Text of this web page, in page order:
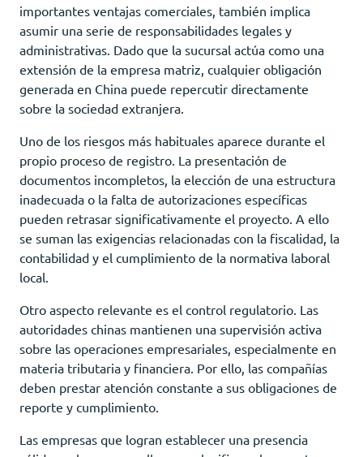
importantes ventajas comerciales, también implica
asumir una serie de responsabilidades legales y
administrativas. Dado que la sucursal actúa como una
extensión de la empresa matriz, cualquier obligación
generada en China puede repercutir directamente
sobre la sociedad extranjera.
Uno de los riesgos más habituales aparece durante el
propio proceso de registro. La presentación de
documentos incompletos, la elección de una estructura
inadecuada o la falta de autorizaciones específicas
pueden retrasar significativamente el proyecto. A ello
se suman las exigencias relacionadas con la fiscalidad, la
contabilidad y el cumplimiento de la normativa laboral
local.
Otro aspecto relevante es el control regulatorio. Las
autoridades chinas mantienen una supervisión activa
sobre las operaciones empresariales, especialmente en
materia tributaria y financiera. Por ello, las compañías
deben prestar atención constante a sus obligaciones de
reporte y cumplimiento.
Las empresas que logran establecer una presencia